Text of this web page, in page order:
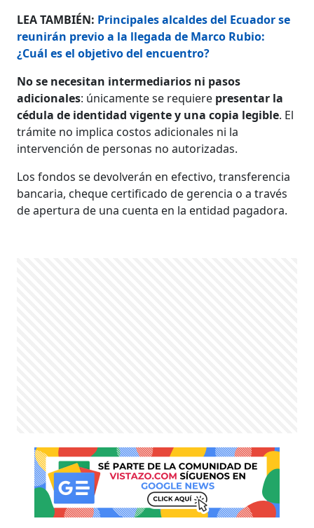
LEA TAMBIÉN: Principales alcaldes del Ecuador se
reunirán previo a la llegada de Marco Rubio:
¿Cuál es el objetivo del encuentro?
No se necesitan intermediarios ni pasos
adicionales: únicamente se requiere presentar la
cédula de identidad vigente y una copia legible. El
trámite no implica costos adicionales ni la
intervención de personas no autorizadas.
Los fondos se devolverán en efectivo, transferencia
bancaria, cheque certificado de gerencia o a través
de apertura de una cuenta en la entidad pagadora.